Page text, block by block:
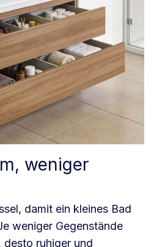
weniger
damit ein kleines Bad
weniger Gegenstände
desto ruhiger und